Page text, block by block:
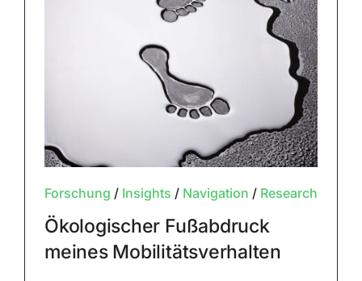
Forschung / Insights / Navigation / Research
Ökologischer Fußabdruck
meines Mobilitätsverhalten